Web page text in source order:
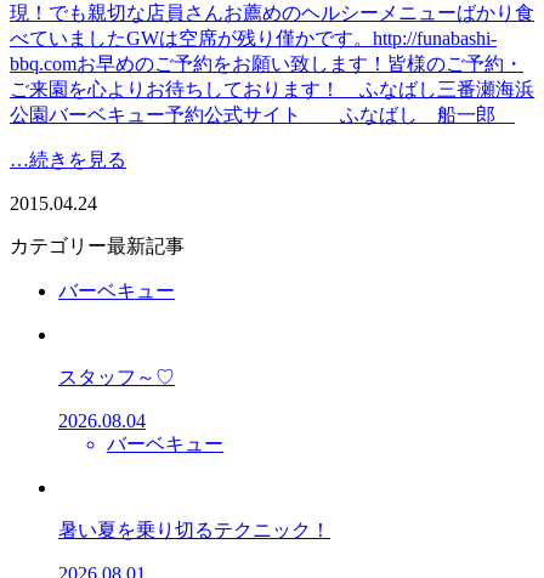
現！でも親切な店員さんお薦めのヘルシーメニューばかり食
べていましたGWは空席が残り僅かです。http://funabashi-
bbq.comお早めのご予約をお願い致します！皆様のご予約・
ご来園を心よりお待ちしております！ ふなばし三番瀬海浜
公園バーベキュー予約公式サイト ふなばし 船一郎
…続きを見る
2015.04.24
カテゴリー最新記事
バーベキュー
スタッフ～♡
2026.08.04
バーベキュー
暑い夏を乗り切るテクニック！
2026.08.01